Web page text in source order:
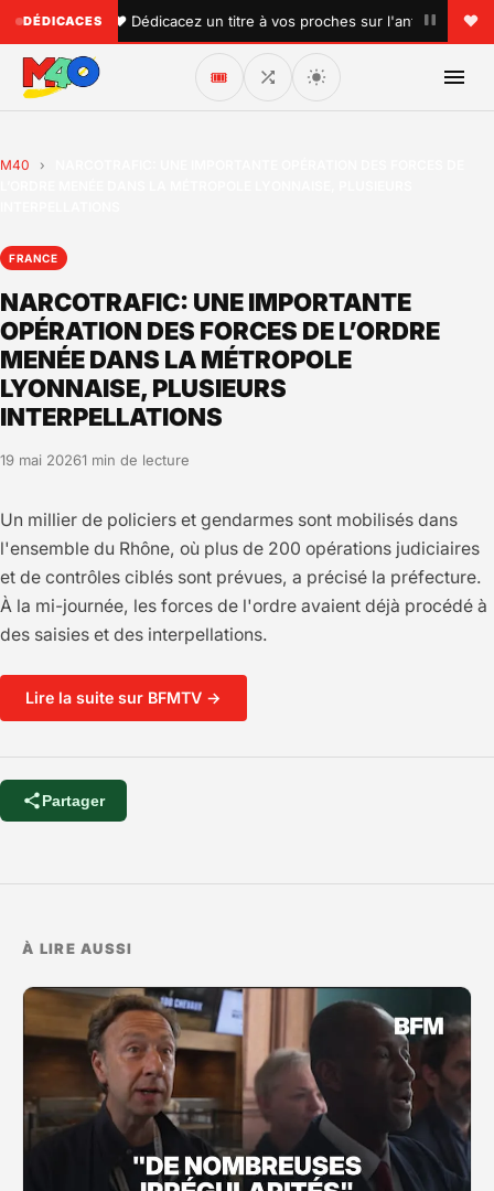
DÉDICACES
• ♥ Dédicacez un titre à vos proches sur l'antenne !
🎟️
M40 ›
FRANCE
NARCOTRAFIC: UNE IMPORTANTE
OPÉRATION DES FORCES DE L’ORDRE
MENÉE DANS LA MÉTROPOLE
LYONNAISE, PLUSIEURS
INTERPELLATIONS
19 mai 20261 min de lecture
Un millier de policiers et gendarmes sont mobilisés dans
l'ensemble du Rhône, où plus de 200 opérations judiciaires
et de contrôles ciblés sont prévues, a précisé la préfecture.
À la mi-journée, les forces de l'ordre avaient déjà procédé à
des saisies et des interpellations.
Lire la suite sur BFMTV →
Partager
À LIRE AUSSI